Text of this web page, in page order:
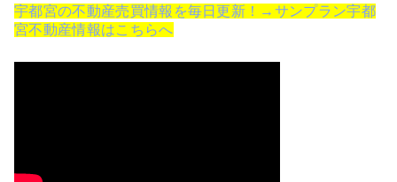
宇都宮の不動産売買情報を毎日更新！→サンプラン宇都
宮不動産情報はこちらへ